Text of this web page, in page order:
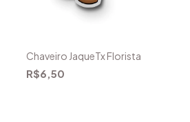
Chaveiro JaqueTx Florista
R$6,50